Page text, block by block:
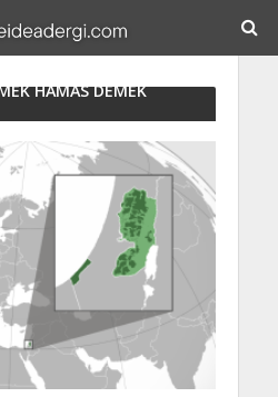
HAMAS DEMEK